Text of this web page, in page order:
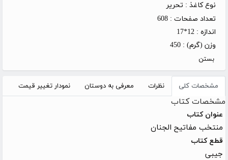
نوع کاغذ : تحریر
تعداد صفحات : 608
اندازه : 12*17
وزن (گرم) : 450
بستن
مشخصات کلی نظرات معرفی به دوستان نمودار تغییر قیمت
مشخصات کتاب
عنوان کتاب
منتخب مفاتیح الجنان
قطع کتاب
جیبی